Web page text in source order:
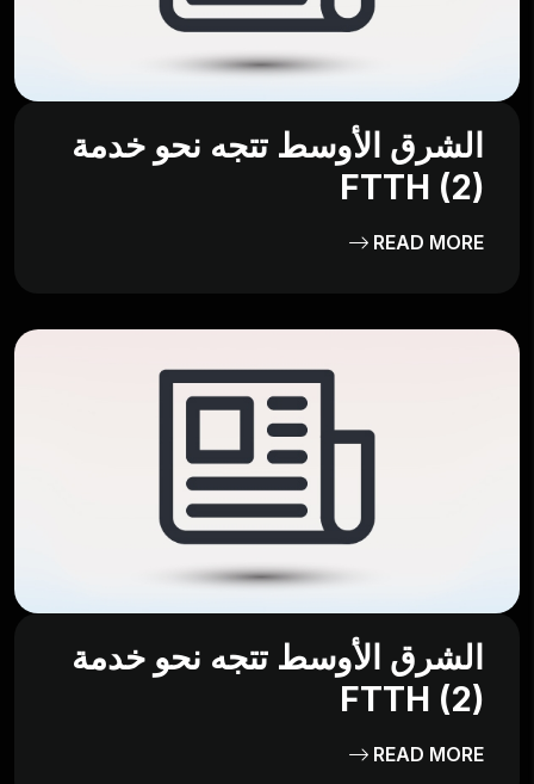
الشرق الأوسط تتجه نحو خدمة
FTTH (2)
READ MORE
الشرق الأوسط تتجه نحو خدمة
FTTH (2)
READ MORE